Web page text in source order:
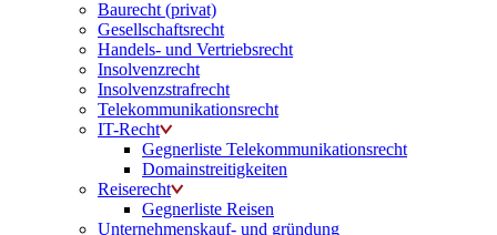
Baurecht (privat)
Gesellschaftsrecht
Handels- und Vertriebsrecht
Insolvenzrecht
Insolvenzstrafrecht
Telekommunikationsrecht
IT-Recht
Gegnerliste Telekommunikationsrecht
Domainstreitigkeiten
Reiserecht
Gegnerliste Reisen
Unternehmenskauf- und gründung